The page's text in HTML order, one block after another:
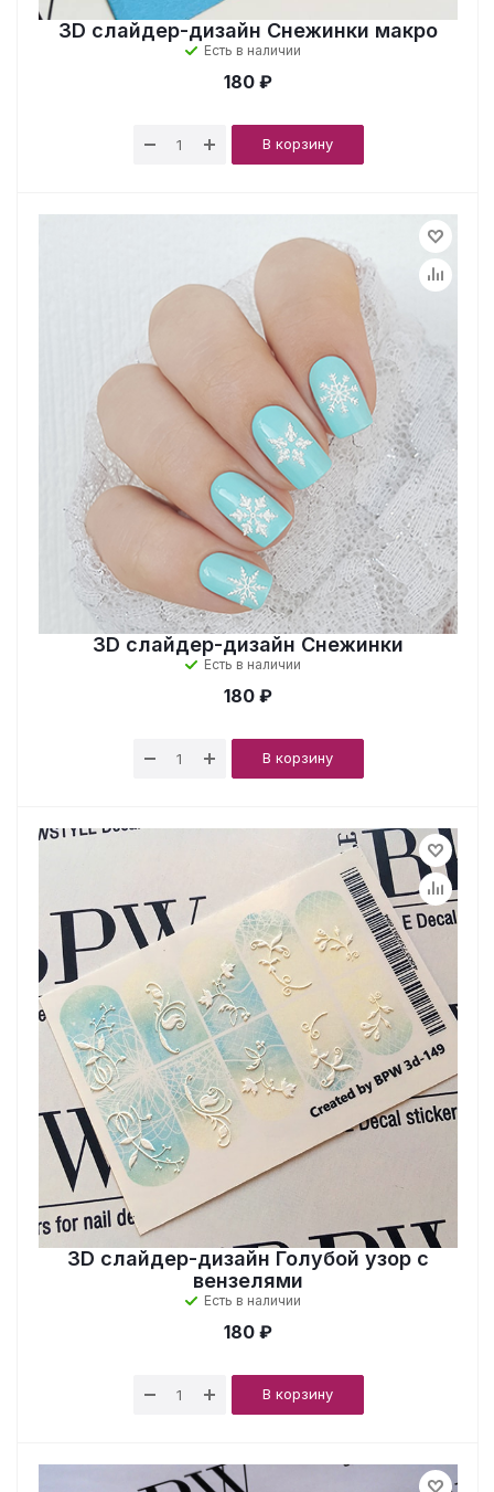
3D слайдер-дизайн Снежинки макро
Есть в наличии
180 ₽
В корзину
3D слайдер-дизайн Снежинки
Есть в наличии
180 ₽
В корзину
3D слайдер-дизайн Голубой узор с
вензелями
Есть в наличии
180 ₽
В корзину